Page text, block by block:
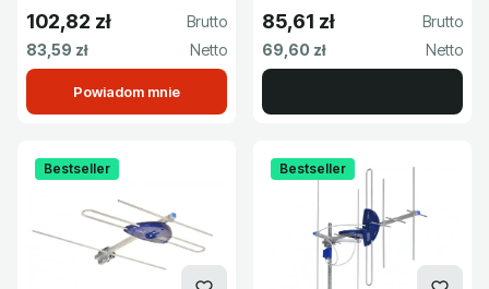
OLYMPIA
Cena brutto
102,82 zł
Cena netto
83,59 zł
Powiadom mnie
Cena brutto
85,61 zł
Cena netto
69,60 zł
Bestseller Bestseller